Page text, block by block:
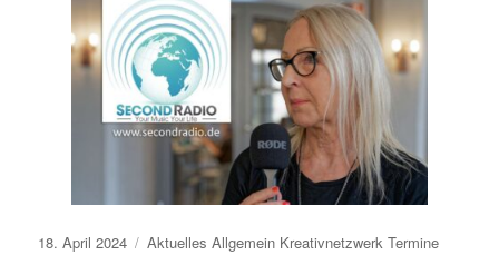
Veröffentlicht
18. April 2024 Aktuelles Allgemein Kreativnetzwerk Termine